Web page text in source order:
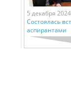
5 декабря 2024
Состоялась
аспирантами